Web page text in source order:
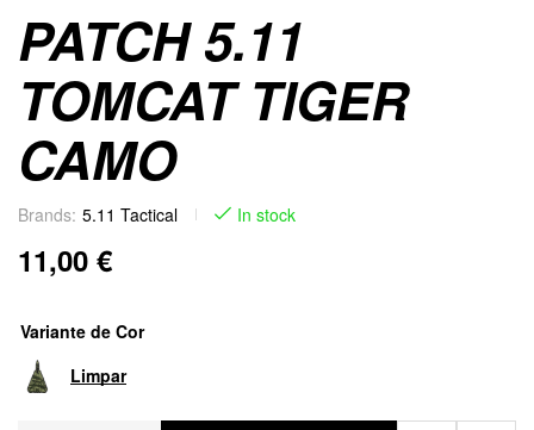
PATCH 5.11
TOMCAT TIGER
CAMO
Brands: 5.11 Tactical In stock
11,00 €
Variante de Cor
Limpar